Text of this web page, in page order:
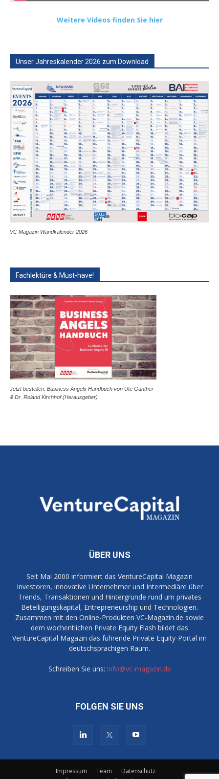
Weitere Videos finden Sie hier
Unser Jahreskalender 2026 zum Download
VC Magazin Wandkalender 2026
Fachlektüre & Must-have!
Jetzt bestellen: Business Angels Handbuch von Ute Günther
& Dr. Roland Kirchhof (Herausgeber)
ÜBER UNS
Seit Mai 2000 informiert das VentureCapital Magazin
Investoren, innovative Unternehmer und Intermediäre über
Trends, Transaktionen und Hintergründe rund um privates
Beteiligungskapital, Entrepreneurship und Technologien.
Zusammen mit den Online-Produkten VC-Magazin.de sowie
dem wöchentlichen Private Equity Flash bildet das
VentureCapital Magazin das führende Private Equity-Portal im
deutschsprachigen Raum.
Schreiben Sie uns: info@vc-magazin.de
FOLGEN SIE UNS
Impressum Team
Datenschutz